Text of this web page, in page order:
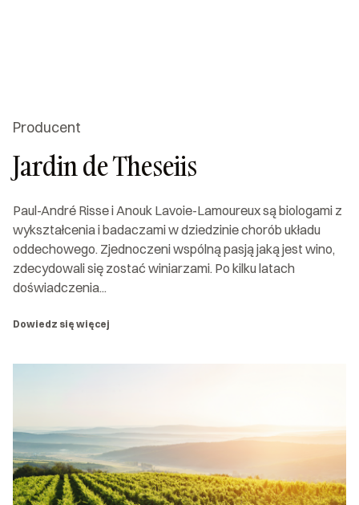
Producent
Jardin de Theseiis
Paul-André Risse i Anouk Lavoie-Lamoureux są biologami z
wykształcenia i badaczami w dziedzinie chorób układu
oddechowego. Zjednoczeni wspólną pasją jaką jest wino,
zdecydowali się zostać winiarzami. Po kilku latach
doświadczenia...
Dowiedz się więcej